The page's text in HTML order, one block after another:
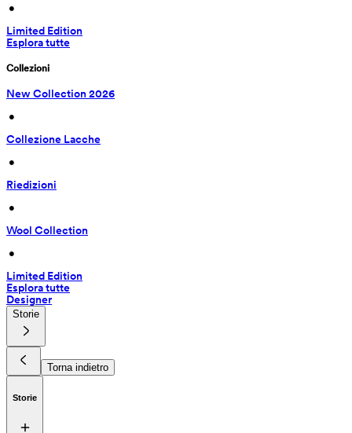
•
Limited Edition
Esplora tutte
Collezioni
New Collection 2026
•
Collezione Lacche
•
Riedizioni
•
Wool Collection
•
Limited Edition
Esplora tutte
Designer
Storie
Torna indietro
Storie